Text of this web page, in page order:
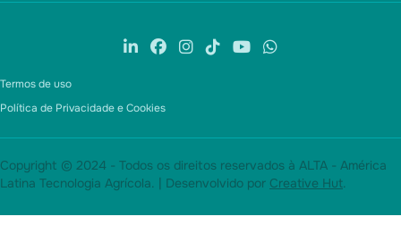
Termos de uso
Política de Privacidade e Cookies
Copyright © 2024 - Todos os direitos reservados à ALTA - América
Latina Tecnologia Agrícola. | Desenvolvido por Creative Hut.